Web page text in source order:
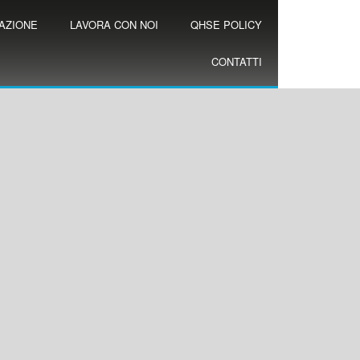
LAVORA CON NOI QHSE POLICY
CONTATTI